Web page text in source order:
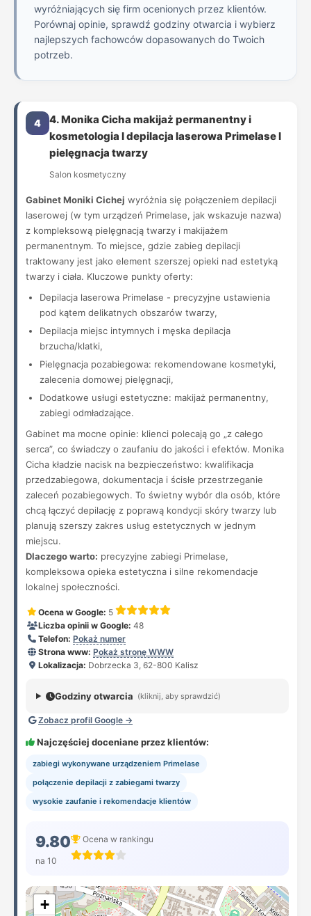
wyróżniających się firm ocenionych przez klientów.
Porównaj opinie, sprawdź godziny otwarcia i wybierz
najlepszych fachowców dopasowanych do Twoich
potrzeb.
4
4. Monika Cicha makijaż permanentny i
kosmetologia l depilacja laserowa Primelase l
pielęgnacja twarzy
Salon kosmetyczny
Gabinet Moniki Cichej wyróżnia się połączeniem depilacji
laserowej (w tym urządzeń Primelase, jak wskazuje nazwa)
z kompleksową pielęgnacją twarzy i makijażem
permanentnym. To miejsce, gdzie zabieg depilacji
traktowany jest jako element szerszej opieki nad estetyką
twarzy i ciała. Kluczowe punkty oferty:
Depilacja laserowa Primelase - precyzyjne ustawienia
pod kątem delikatnych obszarów twarzy,
Depilacja miejsc intymnych i męska depilacja
brzucha/klatki,
Pielęgnacja pozabiegowa: rekomendowane kosmetyki,
zalecenia domowej pielęgnacji,
Dodatkowe usługi estetyczne: makijaż permanentny,
zabiegi odmładzające.
Gabinet ma mocne opinie: klienci polecają go „z całego
serca”, co świadczy o zaufaniu do jakości i efektów. Monika
Cicha kładzie nacisk na bezpieczeństwo: kwalifikacja
przedzabiegowa, dokumentacja i ścisłe przestrzeganie
zaleceń pozabiegowych. To świetny wybór dla osób, które
chcą łączyć depilację z poprawą kondycji skóry twarzy lub
planują szerszy zakres usług estetycznych w jednym
miejscu.
Dlaczego warto: precyzyjne zabiegi Primelase,
kompleksowa opieka estetyczna i silne rekomendacje
lokalnej społeczności.
Ocena w Google: 5
Liczba opinii w Google: 48
Telefon: Pokaż numer
Strona www: Pokaż stronę WWW
Lokalizacja: Dobrzecka 3, 62-800 Kalisz
Godziny otwarcia (kliknij, aby sprawdzić)
Zobacz profil Google →
Najczęściej doceniane przez klientów:
zabiegi wykonywane urządzeniem Primelase
połączenie depilacji z zabiegami twarzy
wysokie zaufanie i rekomendacje klientów
9.80
na 10
Ocena w rankingu
+